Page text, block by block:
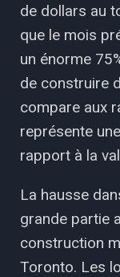
de dollars au
que le mois
un énorme
de construire
compare aux
représente
rapport à la
La hausse
grande partie
construction
Toronto. Les